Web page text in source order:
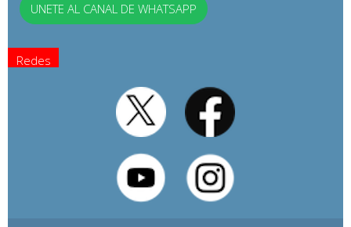
UNETE AL CANAL DE WHATSAPP
Redes